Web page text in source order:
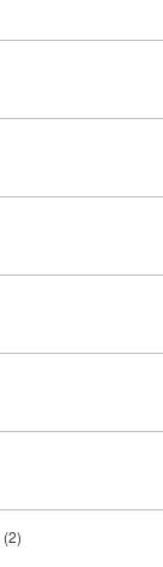
(2)